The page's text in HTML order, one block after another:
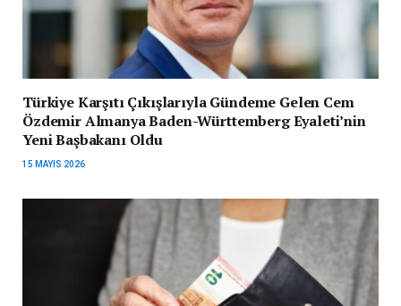
Türkiye Karşıtı Çıkışlarıyla Gündeme Gelen Cem
Özdemir Almanya Baden-Württemberg Eyaleti’nin
Yeni Başbakanı Oldu
15 MAYIS 2026